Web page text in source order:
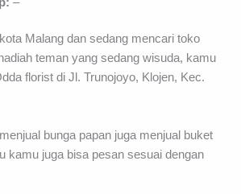
Malang dan sedang mencari toko
teman yang sedang wisuda, kamu
florist di Jl. Trunojoyo, Klojen, Kec.
bunga papan juga menjual buket
kamu juga bisa pesan sesuai dengan